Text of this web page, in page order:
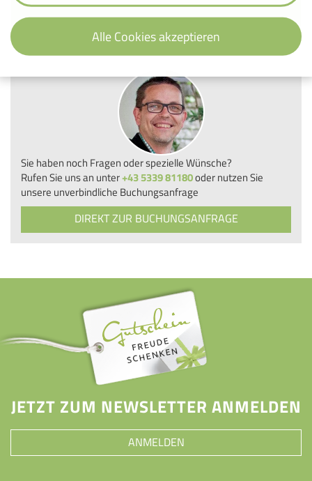
Sie haben noch Fragen oder spezielle Wünsche?
Rufen Sie uns an unter+43 5339 81180oder nutzen Sie
unsere unverbindliche Buchungsanfrage
DIREKT ZUR BUCHUNGSANFRAGE
JETZT ZUM NEWSLETTER ANMELDEN
ANMELDEN
Alle Cookies akzeptieren